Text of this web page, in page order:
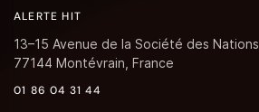
ALERTE HIT
13–15 Avenue de la Société des Nations
77144 Montévrain, France
01 86 04 31 44